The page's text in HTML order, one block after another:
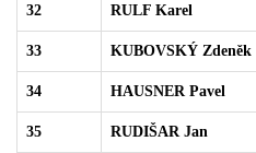
32 RULF Karel
33 KUBOVSKÝ Zdeněk
34 HAUSNER Pavel
35 RUDIŠAR Jan